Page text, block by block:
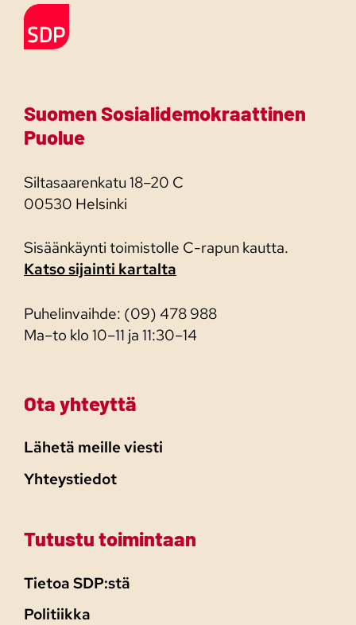
Etusivulle
Suomen Sosialidemokraattinen
Puolue
Siltasaarenkatu 18–20 C
00530 Helsinki
Sisäänkäynti toimistolle C-rapun kautta.
Katso sijainti kartalta
Puhelinvaihde: (09) 478 988
Ma–to klo 10–11 ja 11:30–14
Ota yhteyttä
Lähetä meille viesti
Yhteystiedot
Tutustu toimintaan
Tietoa SDP:stä
Politiikka